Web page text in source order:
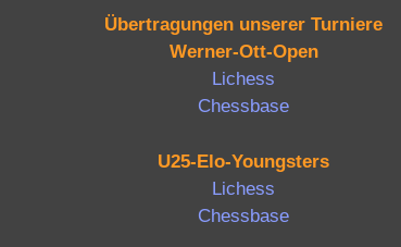
Übertragungen unserer Turniere
Werner-Ott-Open
Lichess
Chessbase
U25-Elo-Youngsters
Lichess
Chessbase